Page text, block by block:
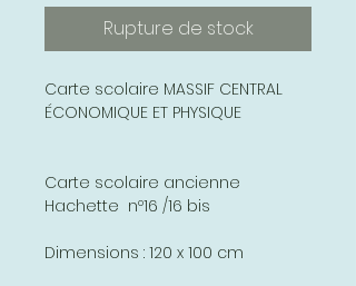
Rupture de stock
Carte scolaire MASSIF CENTRAL
ÉCONOMIQUE ET PHYSIQUE
Carte scolaire ancienne
Hachette nº16 /16 bis
Dimensions : 120 x 100 cm